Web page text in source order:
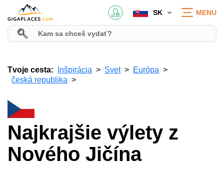
SK MENU
Tvoje cesta: Inšpirácia Svet
Európa
česká republika
Najkrajšie výlety z
Nového Jičína